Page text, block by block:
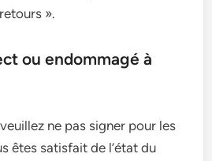
».
ou endommagé à
ne pas signer pour les
êtes satisfait de l’état du